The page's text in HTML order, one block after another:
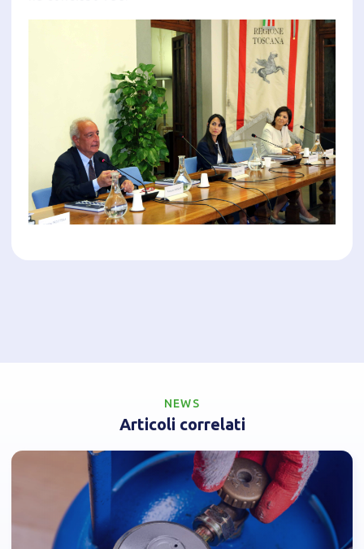
NEWS
Articoli correlati